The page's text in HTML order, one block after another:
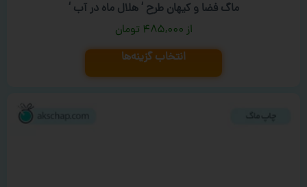
ماگ فضا و کیهان طرح ‘ هلال ماه در آب ‘
۴۸۵,۰۰۰ تومان
انتخاب گزینه‌ها